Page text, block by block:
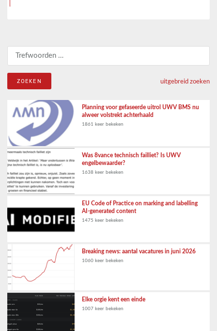
Zoeken naar:
uitgebreid zoeken
Planning voor gefaseerde uitrol UWV BMS nu
alweer volstrekt achterhaald
1861 keer bekeken
Was 8vance technisch failliet? Is UWV
engelbewaarder?
1638 keer bekeken
EU Code of Practice on marking and labelling
AI-generated content
1475 keer bekeken
Breaking news: aantal vacatures in juni 2026
1060 keer bekeken
Elke orgie kent een einde
1007 keer bekeken